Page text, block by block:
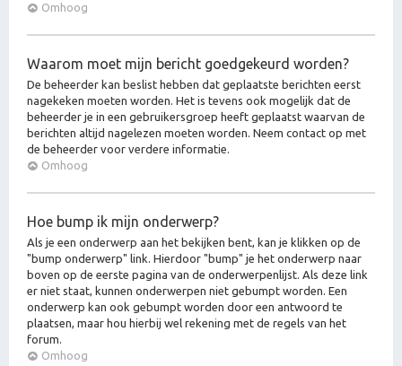
Omhoog
Waarom moet mijn bericht goedgekeurd worden?
De beheerder kan beslist hebben dat geplaatste berichten eerst
nagekeken moeten worden. Het is tevens ook mogelijk dat de
beheerder je in een gebruikersgroep heeft geplaatst waarvan de
berichten altijd nagelezen moeten worden. Neem contact op met
de beheerder voor verdere informatie.
Omhoog
Hoe bump ik mijn onderwerp?
Als je een onderwerp aan het bekijken bent, kan je klikken op de
"bump onderwerp" link. Hierdoor "bump" je het onderwerp naar
boven op de eerste pagina van de onderwerpenlijst. Als deze link
er niet staat, kunnen onderwerpen niet gebumpt worden. Een
onderwerp kan ook gebumpt worden door een antwoord te
plaatsen, maar hou hierbij wel rekening met de regels van het
forum.
Omhoog